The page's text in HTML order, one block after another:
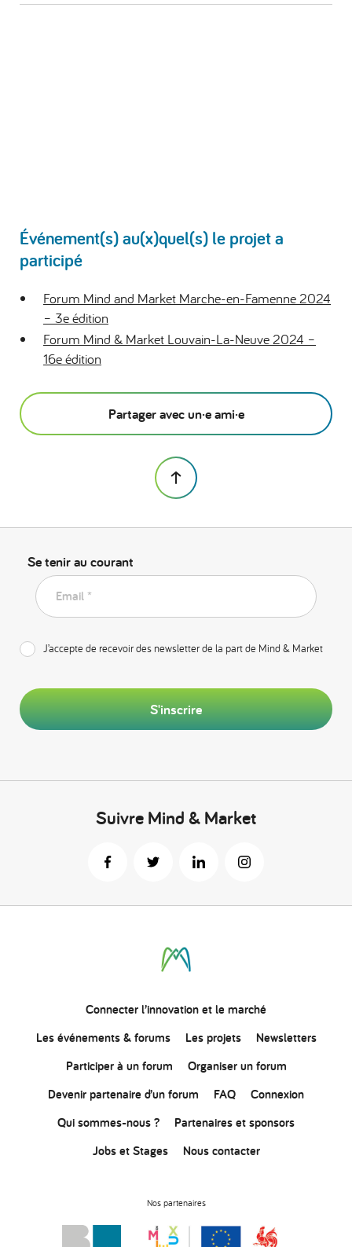
Événement(s) au(x)quel(s) le projet a
participé
Forum Mind and Market Marche-en-Famenne 2024
– 3e édition
Forum Mind & Market Louvain-La-Neuve 2024 –
16e édition
Partager avec un·e ami·e
Se tenir au courant
Email *
J’accepte de recevoir des newsletter de la part de Mind & Market
S'inscrire
Suivre Mind & Market
Connecterl’innovationet le marché
Les événements & forums
Les projets
Newsletters
Participer à un forum
Organiser un forum
Devenir partenaire d’un forum
FAQ
Connexion
Qui sommes-nous ?
Partenaires et sponsors
Jobs et Stages
Nous contacter
Nos partenaires